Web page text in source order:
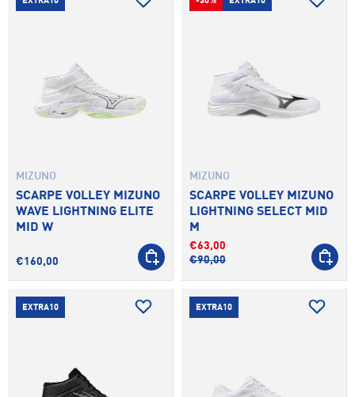
MIZUNO
SCARPE VOLLEY MIZUNO
WAVE LIGHTNING ELITE
MID W
€160,00
SCEGLI OPZIONI
MIZUNO
SCARPE VOLLEY MIZUNO
LIGHTNING SELECT MID
M
€63,00
€90,00
SCEGLI
EXTRA10 EXTRA10